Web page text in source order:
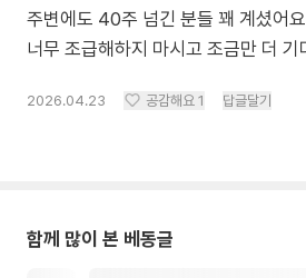
주변에도 40주 넘긴 분들 꽤 계셨어요
너무 조급해하지 마시고 조금만 더
2026.04.23 공감해요 1 답글달기
함께 많이 본 베동글